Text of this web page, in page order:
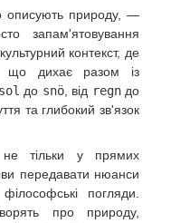
описують природу, —
запам'ятовування
контекст, де
що дихає разом із
sol до snö, від regnдо
та глибокий зв'язок
не тільки у прямих
передавати нюанси
погляди.
про природу,